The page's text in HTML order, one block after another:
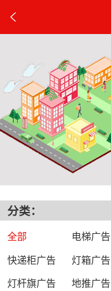
分类：
全部 电梯广告
快递柜广告
灯箱广告
灯杆旗广告
地推广告